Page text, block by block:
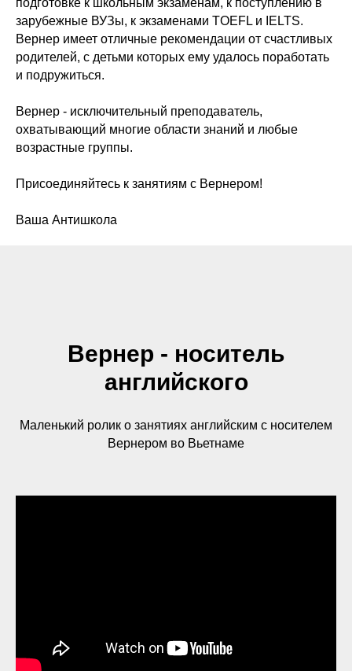
подготовке к школьным экзаменам, к поступлению в
зарубежные ВУЗы, к экзаменами TOEFL и IELTS.
Вернер имеет отличные рекомендации от счастливых
родителей, с детьми которых ему удалось поработать
и подружиться.
Вернер - исключительный преподаватель,
охватывающий многие области знаний и любые
возрастные группы.
Присоединяйтесь к занятиям с Вернером!
Ваша Антишкола
Вернер - носитель
английского
Маленький ролик о занятиях английским с носителем
Вернером во Вьетнаме